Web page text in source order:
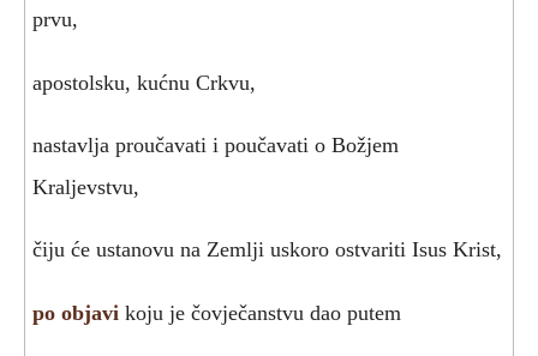
prvu,
apostolsku, kućnu Crkvu,
nastavlja proučavati i poučavati o Božjem
Kraljevstvu,
čiju će ustanovu na Zemlji uskoro ostvariti Isus Krist,
po objavi koju je čovječanstvu dao putem